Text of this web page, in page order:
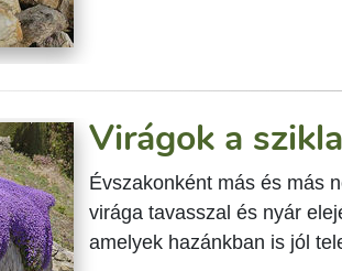
Virágok a
Évszakonként más és más
virága tavasszal és nyár
amelyek hazánkban is jól